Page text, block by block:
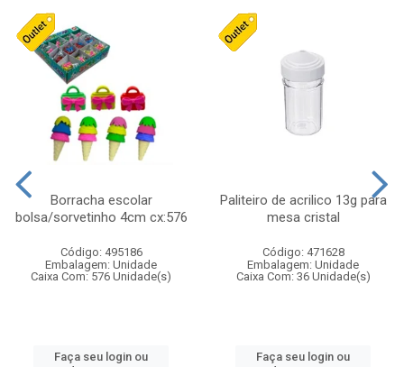
Borracha escolar
bolsa/sorvetinho 4cm cx:576
Código: 495186
Embalagem: Unidade
Caixa Com: 576 Unidade(s)
Faça seu login ou
Paliteiro de acrilico 13g para
mesa cristal
Código: 471628
Embalagem: Unidade
Caixa Com: 36 Unidade(s)
Faça seu login ou